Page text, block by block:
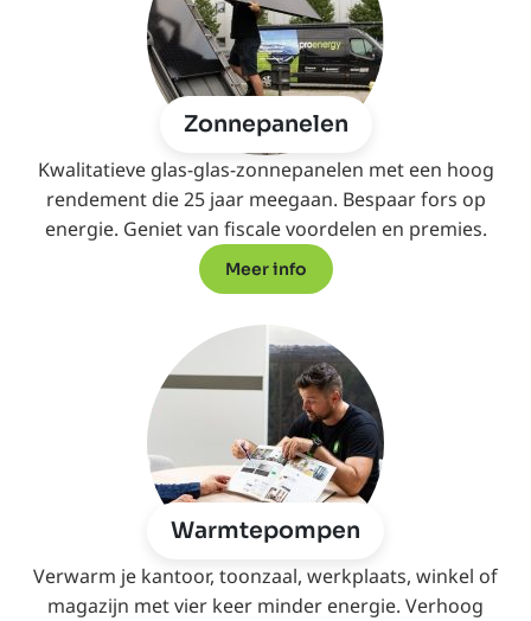
Zonnepanelen
Kwalitatieve glas-glas-zonnepanelen met een hoog
rendement die 25 jaar meegaan. Bespaar fors op
energie. Geniet van fiscale voordelen en premies.
Meer info
Warmtepompen
Verwarm je kantoor, toonzaal, werkplaats, winkel of
magazijn met vier keer minder energie. Verhoog